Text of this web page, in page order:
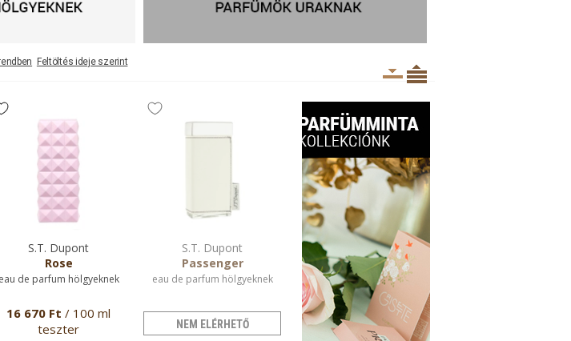
Feltöltés ideje szerint
S.T. Dupont
Rose
eau de parfum hölgyeknek
16 670 Ft / 100 ml
teszter
S.T. Dupont
Passenger
eau de parfum hölgyeknek
NEM ELÉRHETŐ